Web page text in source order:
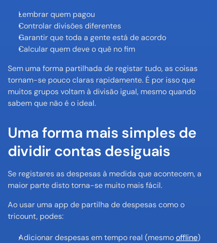
Lembrar quem pagou
Controlar divisões diferentes
Garantir que toda a gente está de acordo
Calcular quem deve o quê no fim
Sem uma forma partilhada de registar tudo, as coisas
tornam-se pouco claras rapidamente. É por isso que
muitos grupos voltam à divisão igual, mesmo quando
sabem que não é o ideal.
Uma forma mais simples de
dividir contas desiguais
Se registares as despesas à medida que acontecem, a
maior parte disto torna-se muito mais fácil.
Ao usar uma app de partilha de despesas como o
tricount, podes:
Adicionar despesas em tempo real (mesmo offline)